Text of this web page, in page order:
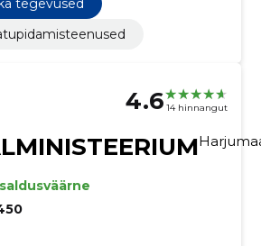
ja muu kalaliha
tegevused
4.6 14 hinnangut